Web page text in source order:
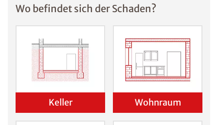
Wo befindet sich der Schaden?
Keller Wohnraum